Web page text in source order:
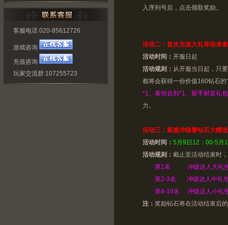
入序列号后，点击领取奖励。
活动二：首次充值大礼等你来拿
活动时间： 开服日起
活动规则： 从开服当日起，只
都将会获得一份价值160钻石的“
*1、泰坦合剂*1、新手财富礼包
力。
活动三：新服冲级赛钻石大赠
活动时间： 5月9日12：00-5月
活动规则： 截止至活动结束时
第1名 冲级达人大礼包
第2-3名 冲级达人中礼包
第4-10名 冲级达人小礼包
注： 奖励钻石将在活动结束后
客服电话 020-85612726
游戏咨询
充值咨询
玩家交流群:107255723